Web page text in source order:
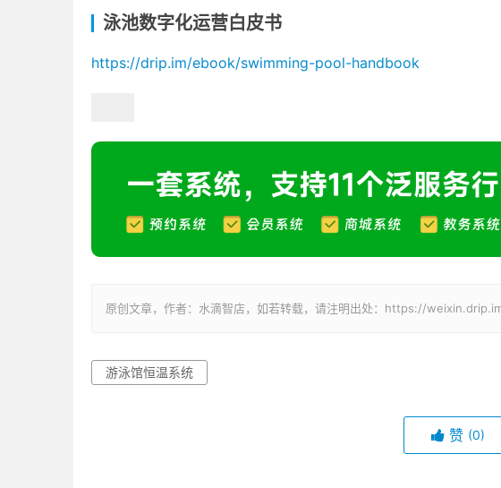
泳池数字化运营白皮书
https://drip.im/ebook/swimming-pool-handbook
原创文章，作者：水滴智店，如若转载，请注明出处：https://
游泳馆恒温系统
赞 (0)